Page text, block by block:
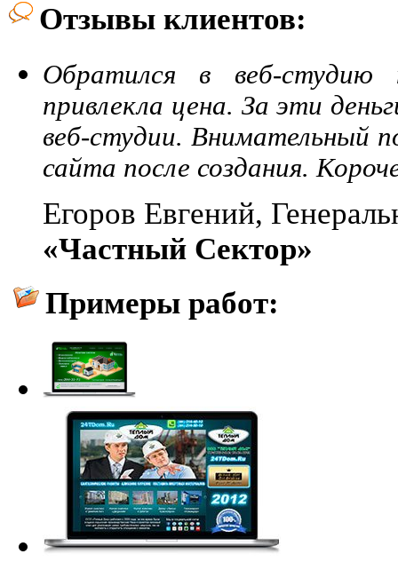
Отзывы клиентов:
Обратился в веб-
привлекла цена. За эти
веб-студии. Внимательный
сайта после создания.
Егоров Евгений,
«Частный Сектор»
Примеры работ: